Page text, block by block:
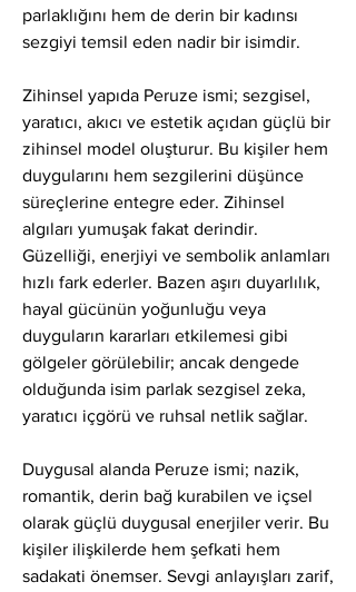
parlaklığını hem de derin bir kadınsı
sezgiyi temsil eden nadir bir isimdir.
Zihinsel yapıda Peruze ismi; sezgisel,
yaratıcı, akıcı ve estetik açıdan güçlü bir
zihinsel model oluşturur. Bu kişiler hem
duygularını hem sezgilerini düşünce
süreçlerine entegre eder. Zihinsel
algıları yumuşak fakat derindir.
Güzelliği, enerjiyi ve sembolik anlamları
hızlı fark ederler. Bazen aşırı duyarlılık,
hayal gücünün yoğunluğu veya
duyguların kararları etkilemesi gibi
gölgeler görülebilir; ancak dengede
olduğunda isim parlak sezgisel zeka,
yaratıcı içgörü ve ruhsal netlik sağlar.
Duygusal alanda Peruze ismi; nazik,
romantik, derin bağ kurabilen ve içsel
olarak güçlü duygusal enerjiler verir. Bu
kişiler ilişkilerde hem şefkati hem
sadakati önemser. Sevgi anlayışları zarif,